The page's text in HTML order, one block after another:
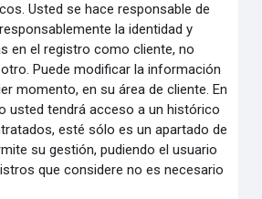
Usted se hace responsable de
responsablemente la identidad y
en el registro como cliente, no
otro. Puede modificar la información
momento, en su área de cliente. En
usted tendrá acceso a un histórico
esté sólo es un apartadode
su gestión, pudiendo el usuario
que considere noes necesario